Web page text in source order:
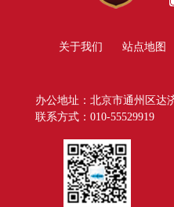
关于我们 站点地图
办公地址：北京市通州区达
联系方式：010-55529919